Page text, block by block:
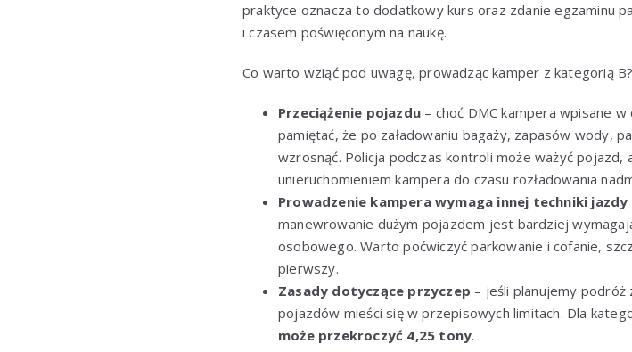
praktyce oznacza to dodatkowy kurs oraz zdanie egzaminu
i czasem poświęconym na naukę.
Co warto wziąć pod uwagę, prowadząc kamper z kategorią B?
Przeciążenie pojazdu – choć DMC kampera wpisane
pamiętać, że po załadowaniu bagaży, zapasów wody,
wzrosnąć. Policja podczas kontroli może ważyć
unieruchomieniem kampera do czasu rozładowania
Prowadzenie kampera wymaga innej techniki jazdy
manewrowanie dużym pojazdem jest bardziej
osobowego. Warto poćwiczyć parkowanie i cofanie,
pierwszy.
Zasady dotyczące przyczep – jeśli planujemy
pojazdów mieści się w przepisowych limitach. Dla
może przekroczyć 4,25 tony.